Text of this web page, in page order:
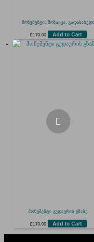
მონუმენტი, მოზაიკა, გადასახედი
₾170.00 Add to Cart
მონუმენტი გუდაურის გზაზე
₾170.00 Add to Cart